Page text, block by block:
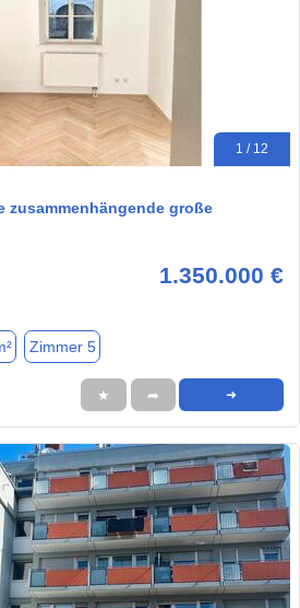
1 / 12
zusammenhängende große
1.350.000 €
Zimmer 5
★ ➦ ➜